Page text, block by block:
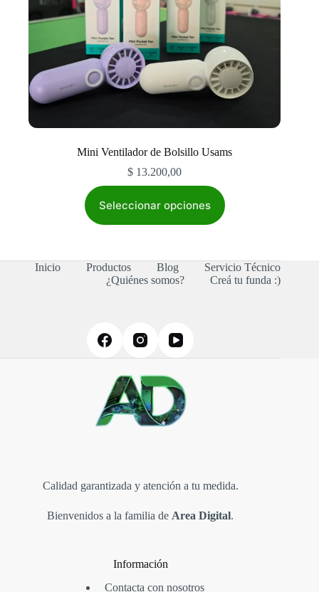
Mini Ventilador de Bolsillo Usams
$ 13.200,00
Seleccionar opciones
producto
opciones
se
página
de
Inicio Productos Blog
Servicio Técnico
¿Quiénes somos?
Creá tu funda :)
Calidad garantizada y atención a tu medida.
Bienvenidos a la familia de Area Digital.
Información
Contacta con nosotros